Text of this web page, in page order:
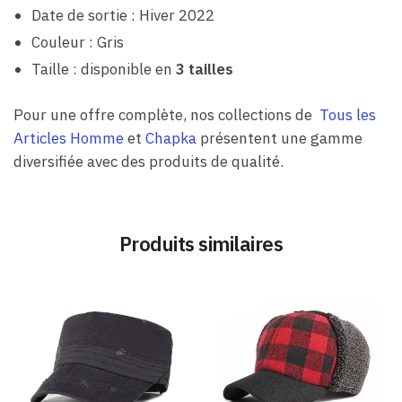
Date de sortie : Hiver 2022
Couleur : Gris
Taille : disponible en 3 tailles
Pour une offre complète, nos collections de Tous les
Articles Hommeet Chapka présentent une gamme
diversifiée avec des produits de qualité.
Produits similaires